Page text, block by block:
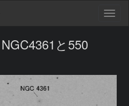
NGC4361と550